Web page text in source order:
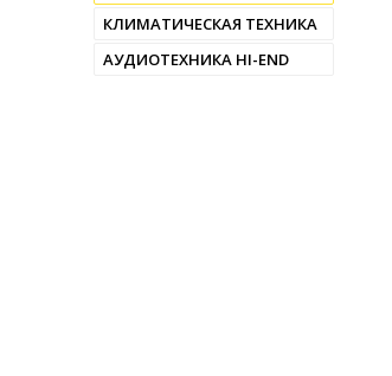
КЛИМАТИЧЕСКАЯ ТЕХНИКА
АУДИОТЕХНИКА HI-END